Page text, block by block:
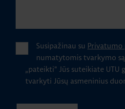
Susipažinau su
numatytomis tvarkymo
„pateikti" Jūs suteikiate UTU
tvarkyti Jūsų asmeninius